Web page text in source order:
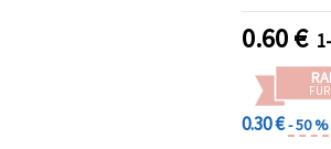
0.60€
0.30 €- 50 %